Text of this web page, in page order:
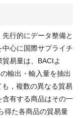
行的にデータ整備と
心に国際サプライチ
易量は、BACIよ
輸出・輸入量を抽出
，複数の異なる貿易
有する商品はその一
得た各商品の貿易量